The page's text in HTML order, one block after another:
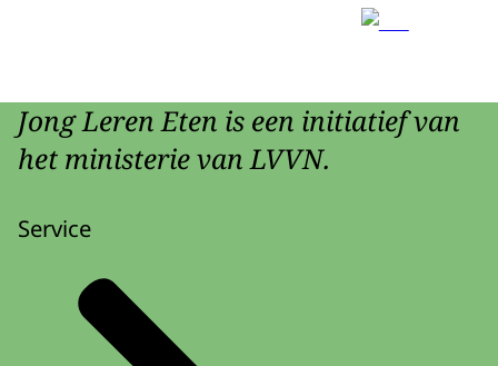
Jong Leren Eten is een initiatief van
het ministerie van LVVN.
Service